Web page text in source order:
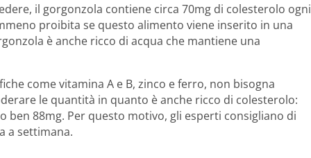
il gorgonzola contiene circa 70mg di colesterolo ogni
proibita se questo alimento viene inserito in una
è anche ricco di acqua che mantiene una
come vitamina A e B, zinco e ferro, non bisogna
le quantità in quanto è anche ricco di colesterolo:
ben 88mg. Per questo motivo, gli esperti consigliano di
a settimana.